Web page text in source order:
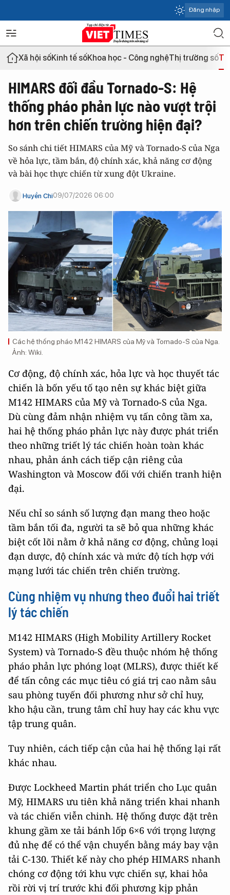
Đăng nhập
Xã hội sốKinh tế sốKhoa học - Công nghệThị trường số
HIMARS đối đầu Tornado-S: Hệ
thống pháo phản lực nào vượt trội
hơn trên chiến trường hiện đại?
So sánh chi tiết HIMARS của Mỹ và Tornado-S của Nga
về hỏa lực, tầm bắn, độ chính xác, khả năng cơ động
và bài học thực chiến từ xung đột Ukraine.
Huyền Chi09/07/2026 06:00
Các hệ thống pháo M142 HIMARS của Mỹ và Tornado-S của Nga.
Ảnh: Wiki.
Cơ động, độ chính xác, hỏa lực và học thuyết tác
chiến là bốn yếu tố tạo nên sự khác biệt giữa
M142 HIMARS của Mỹ và Tornado-S của Nga.
Dù cùng đảm nhận nhiệm vụ tấn công tầm xa,
hai hệ thống pháo phản lực này được phát triển
theo những triết lý tác chiến hoàn toàn khác
nhau, phản ánh cách tiếp cận riêng của
Washington và Moscow đối với chiến tranh hiện
đại.
Nếu chỉ so sánh số lượng đạn mang theo hoặc
tầm bắn tối đa, người ta sẽ bỏ qua những khác
biệt cốt lõi nằm ở khả năng cơ động, chủng loại
đạn dược, độ chính xác và mức độ tích hợp với
mạng lưới tác chiến trên chiến trường.
Cùng nhiệm vụ nhưng theo đuổi hai triết
lý tác chiến
M142 HIMARS (High Mobility Artillery Rocket
System) và Tornado-S đều thuộc nhóm hệ thống
pháo phản lực phóng loạt (MLRS), được thiết kế
để tấn công các mục tiêu có giá trị cao nằm sâu
sau phòng tuyến đối phương như sở chỉ huy,
kho hậu cần, trung tâm chỉ huy hay các khu vực
tập trung quân.
Tuy nhiên, cách tiếp cận của hai hệ thống lại rất
khác nhau.
Được Lockheed Martin phát triển cho Lục quân
Mỹ, HIMARS ưu tiên khả năng triển khai nhanh
và tác chiến viễn chinh. Hệ thống được đặt trên
khung gầm xe tải bánh lốp 6×6 với trọng lượng
đủ nhẹ để có thể vận chuyển bằng máy bay vận
tải C-130. Thiết kế này cho phép HIMARS nhanh
chóng cơ động tới khu vực chiến sự, khai hỏa
rồi rời vị trí trước khi đối phương kịp phản